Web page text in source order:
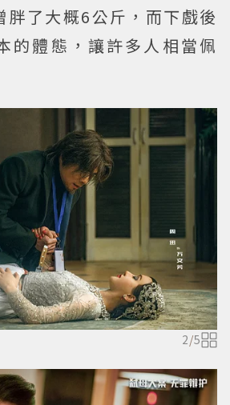
胖了大概6公斤，而下戲後
的體態，讓許多人相當佩
2/5